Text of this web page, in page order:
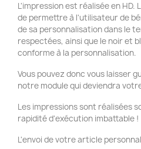
L'impression est réalisée en
de permettre à l'utilisateur de
de sa personnalisation dans le
respectées, ainsi que le noir et
conforme à la personnalisation.
Vous pouvez donc vous laisser
notre module qui deviendra
Les impressions sont réalisées
rapidité d'exécution imbattable !
L'envoi de votre article